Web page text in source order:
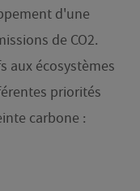
d'une
de CO2.
aux écosystèmes
priorités
carbone :